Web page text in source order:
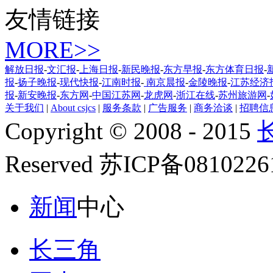
友情链接
MORE>>
解放日报-文汇报- 上海日报-新民晚报-东方早报-东方体育日报-
报-扬子晚报-现代快报-江南时报- 南京晨报-金陵晚报-江苏经济
报-新安晚报-东方网-中国江苏网-龙虎网-浙江在线-苏州旅游网-
关于我们 | About csjcs | 服务条款 | 广告服务 | 商务洽谈 | 招聘信
Copyright © 2008 - 2015
Reserved 苏ICP备
新闻中心
长三角